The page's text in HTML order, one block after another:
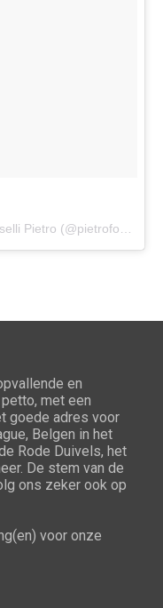
en
met een
goede adres voor
Belgen in het
Rode Duivels, het
De stem van de
ons zeker ook op
voor onze